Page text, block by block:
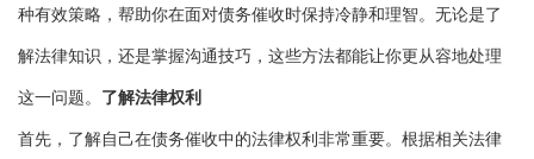
种有效策略，帮助你在面对债务催收时保持冷静和理智。无论是了
解法律知识，还是掌握沟通技巧，这些方法都能让你更从容地处理
这一问题。 了解法律权利
首先，了解自己在债务催收中的法律权利非常重要。根据相关法律